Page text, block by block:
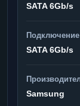
SATA 6Gb/s
Подключение
SATA 6Gb/s
Samsung